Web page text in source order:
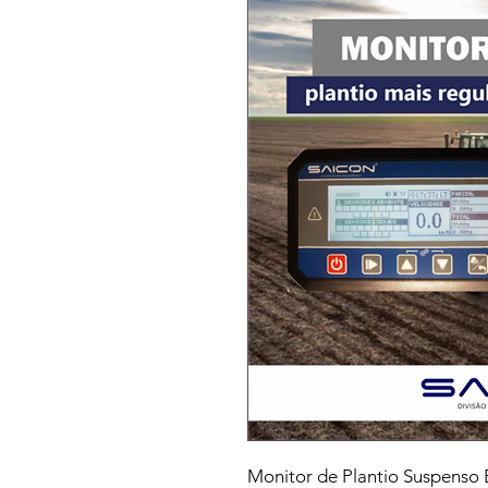
Monitor de Plantio Suspenso